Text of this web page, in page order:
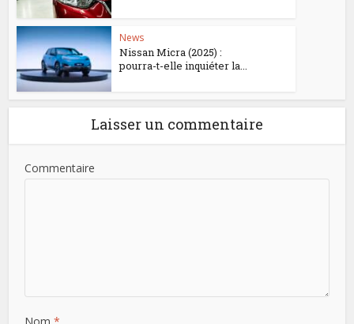
News
Nissan Micra (2025) :
pourra-t-elle inquiéter la...
Laisser un commentaire
Commentaire
Nom*